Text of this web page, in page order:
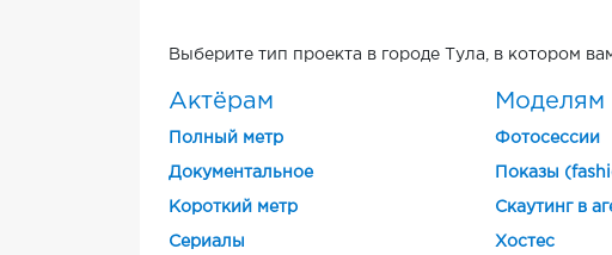
Выберите тип проекта в городе Тула, в котором
Актёрам
Полный метр
Документальное
Короткий метр
Cериалы
Моделям
Фотосессии
Показы
Скаутинг в
Хостес